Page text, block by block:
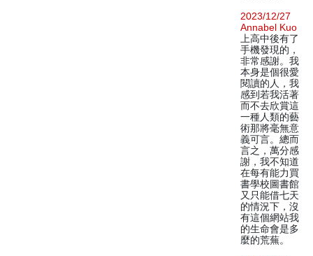
2023/12/27
Annabel Kuo
上高中後有了
手機發現的，
非常感謝。我
本身是個很愛
閱讀的人，我
感到若我活著
而不去欣賞這
一種人類的藝
術那將毫無意
義可言。總而
言之，萬分感
謝，我不知道
在每有能力買
書學校圖書館
又只能借七天
的情況下，沒
有這個網站我
的生命會是多
麼的荒蕪。